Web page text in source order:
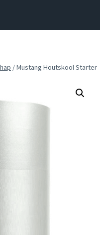
/Mustang Houtskool Starter